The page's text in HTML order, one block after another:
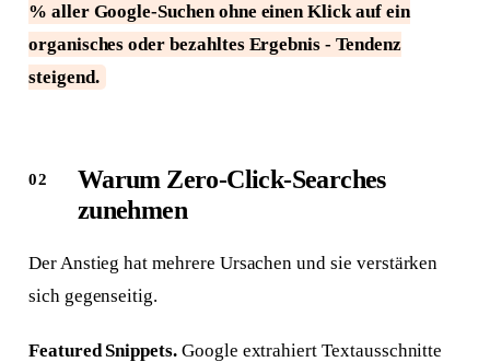
% aller Google-Suchen ohne einen Klick auf ein
organisches oder bezahltes Ergebnis - Tendenz
steigend.
Warum Zero-Click-Searches
zunehmen
Der Anstieg hat mehrere Ursachen und sie verstärken
sich gegenseitig.
Featured Snippets. Google extrahiert Textausschnitte